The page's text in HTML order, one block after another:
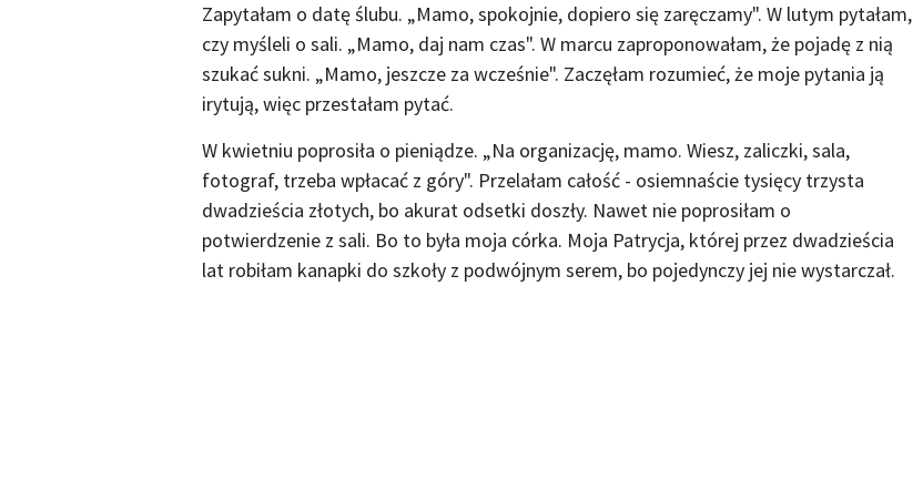
Zapytałam o datę ślubu. „Mamo, spokojnie, dopiero się zaręczamy". W lutym pytałam,
czy myśleli o sali. „Mamo, daj nam czas". W marcu zaproponowałam, że pojadę z nią
szukać sukni. „Mamo, jeszcze za wcześnie". Zaczęłam rozumieć, że moje pytania ją
irytują, więc przestałam pytać.
W kwietniu poprosiła o pieniądze. „Na organizację, mamo. Wiesz, zaliczki, sala,
fotograf, trzeba wpłacać z góry". Przelałam całość - osiemnaście tysięcy trzysta
dwadzieścia złotych, bo akurat odsetki doszły. Nawet nie poprosiłam o
potwierdzenie z sali. Bo to była moja córka. Moja Patrycja, której przez dwadzieścia
lat robiłam kanapki do szkoły z podwójnym serem, bo pojedynczy jej nie wystarczał.